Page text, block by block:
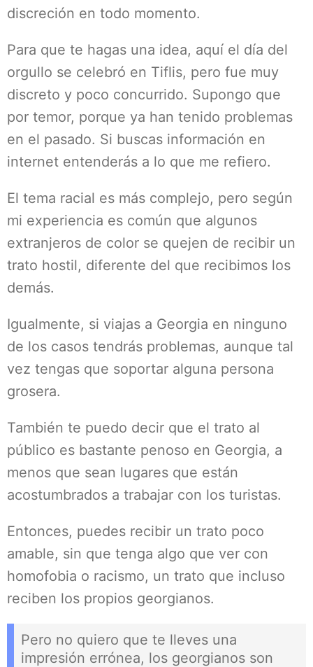
discreción en todo momento.
Para que te hagas una idea, aquí el día del
orgullo se celebró en Tiflis, pero fue muy
discreto y poco concurrido. Supongo que
por temor, porque ya han tenido problemas
en el pasado. Si buscas información en
internet entenderás a lo que me refiero.
El tema racial es más complejo, pero según
mi experiencia es común que algunos
extranjeros de color se quejen de recibir un
trato hostil, diferente del que recibimos los
demás.
Igualmente, si viajas a Georgia en ninguno
de los casos tendrás problemas, aunque tal
vez tengas que soportar alguna persona
grosera.
También te puedo decir que el trato al
público es bastante penoso en Georgia, a
menos que sean lugares que están
acostumbrados a trabajar con los turistas.
Entonces, puedes recibir un trato poco
amable, sin que tenga algo que ver con
homofobia o racismo, un trato que incluso
reciben los propios georgianos.
Pero no quiero que te lleves una
impresión errónea, los georgianos son